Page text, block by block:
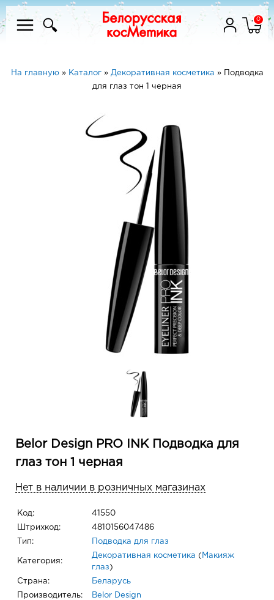
0
На главную» Каталог» Декоративная косметика »
Подводка
для глаз тон 1 черная
Belor Design PRO INK Подводка для
глаз тон 1 черная
Нет в наличии в розничных магазинах
Код: 41550
Штрихкод: 4810156047486
Тип: Подводка для глаз
Категория:
Декоративная косметика ( Макияж
глаз )
Страна: Беларусь
Производитель: Belor Design